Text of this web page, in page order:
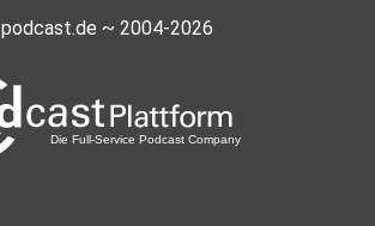
podcast.de ~ 2004-2026